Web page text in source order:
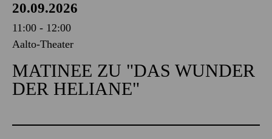
20.09.2026
11:00 - 12:00
Aalto-Theater
MATINEE ZU "DAS WUNDER
DER HELIANE"